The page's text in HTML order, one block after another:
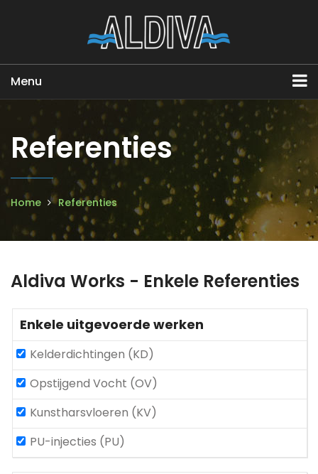
Menu
Referenties
Home Referenties
Aldiva Works - Enkele Referenties
Enkele uitgevoerde werken
Kelderdichtingen (KD)
Opstijgend Vocht (OV)
Kunstharsvloeren (KV)
PU-injecties (PU)